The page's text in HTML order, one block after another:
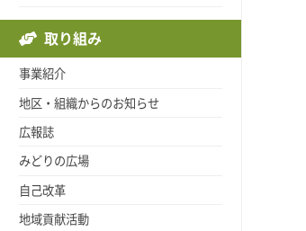
取り組み
事業紹介
地区・組織からのお知らせ
広報誌
みどりの広場
自己改革
地域貢献活動